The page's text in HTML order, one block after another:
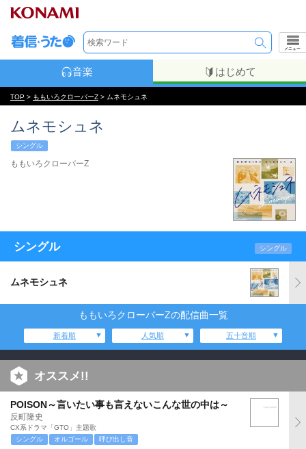
メニュー
音楽 はじめて
TOP > ももいろクローバーZ > ムネモシュネ
ムネモシュネ
シングル
ももいろクローバーZ
シングル シングル
ムネモシュネ
ももいろクローバーZの配信曲一覧
新着順 人気順 五十音順
オススメ!!
POISON～言いたい事も言えないこんな世の中は～
反町隆史
CX系ドラマ「GTO」主題歌
シングル
オルゴール 呼び出し音